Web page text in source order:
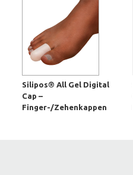
Silipos® All Gel Digital
Cap –
Finger-/Zehenkappen